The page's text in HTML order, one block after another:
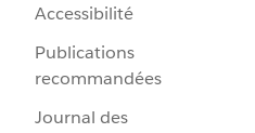
Accessibilité
Publications
recommandées
Journal des